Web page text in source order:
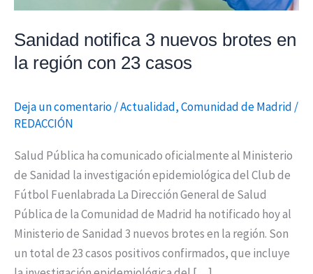
Sanidad notifica 3 nuevos brotes en
la región con 23 casos
Deja un comentario/Actualidad,Comunidad de Madrid /
REDACCIÓN
Salud Pública ha comunicado oficialmente al Ministerio
de Sanidad la investigación epidemiológica del Club de
Fútbol Fuenlabrada La Dirección General de Salud
Pública de la Comunidad de Madrid ha notificado hoy al
Ministerio de Sanidad 3 nuevos brotes en la región. Son
un total de 23 casos positivos confirmados, que incluye
con
23
casos